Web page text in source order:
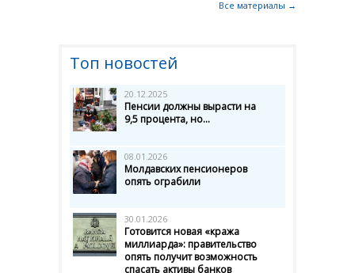
Все материалы →
Топ новостей
20.12.2025
Пенсии должны вырасти на
9,5 процента, но...
08.01.2026
Молдавских пенсионеров
опять ограбили
30.01.2026
Готовится новая «кража
миллиарда»: правительство
опять получит возможность
спасать активы банков